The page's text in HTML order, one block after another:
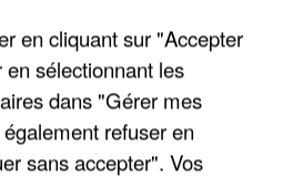
LES REFUGES
en cliquant sur "Accepter
sélectionnant les
dans "Gérer mes
refuser en
sans accepter". Vos